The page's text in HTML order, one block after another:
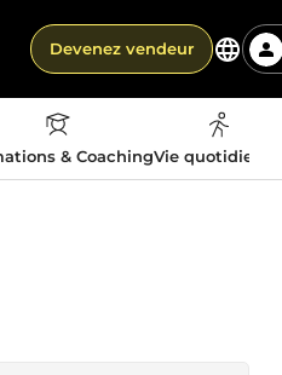
Devenez vendeur
& CoachingVie